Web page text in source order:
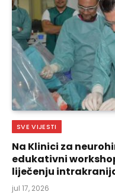
SVE VIJESTI
Na Klinici za
edukativni
liječenju
jul 17, 2026